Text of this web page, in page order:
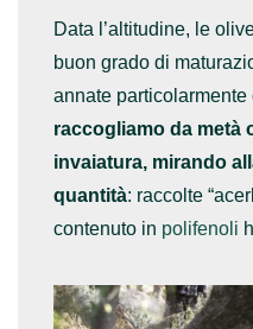
Data l’altitudine, le
buon grado di
annate particolarmente
raccogliamo da metà
invaiatura, mirando
quantità: raccolte
contenuto in polifenoli